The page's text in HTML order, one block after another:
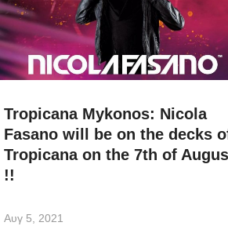
Tropicana Mykonos: Nicola
Fasano will be on the decks
Tropicana on the 7th of
!!
Αυγ 5, 2021